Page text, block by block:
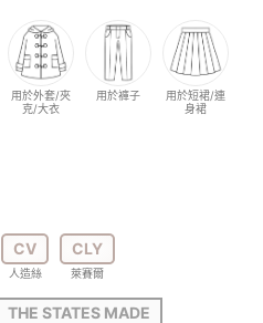
用於外套/夾
克/大衣
用於褲子
用於短裙/連
身裙
CV
人造絲
CLY
萊賽爾
THE STATES MADE